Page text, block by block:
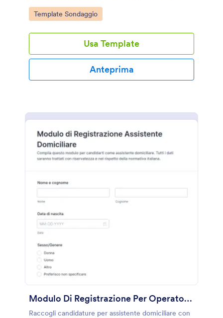
strutture sanitarie che gestiscono attività di raccolta
dati.
Go to Category:
Template Sondaggio
Usa Template
Anteprima
Modulo Di Registrazione Per Operatore Di Assistenza Domiciliare
Raccogli candidature per assistente domiciliare con